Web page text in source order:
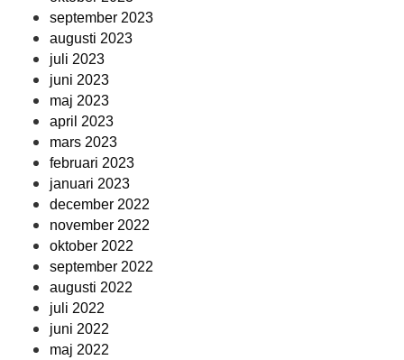
september 2023
augusti 2023
juli 2023
juni 2023
maj 2023
april 2023
mars 2023
februari 2023
januari 2023
december 2022
november 2022
oktober 2022
september 2022
augusti 2022
juli 2022
juni 2022
maj 2022